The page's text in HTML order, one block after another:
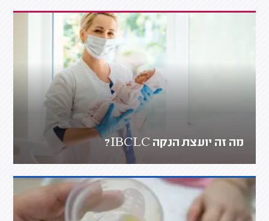
מה זה יועצת הנקה IBCLC?